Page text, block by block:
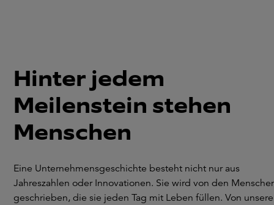
Hinter jedem
Meilenstein stehen
Menschen
Eine Unternehmensgeschichte besteht nicht nur aus
Jahreszahlen oder Innovationen. Sie wird von den
geschrieben, die sie jeden Tag mit Leben füllen. Von